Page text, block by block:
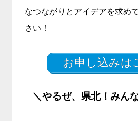
なつながりとアイデアを求め
さい！
お申し込みは
＼やるぜ、県北！みん